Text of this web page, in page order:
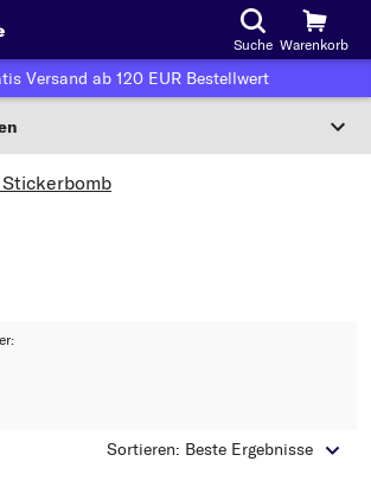
Suche Warenkorb
Versand ab 120 EUR Bestellwert
nach Kriterien:
Sortieren: Beste Ergebnisse